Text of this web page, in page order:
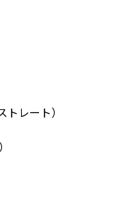
レート）